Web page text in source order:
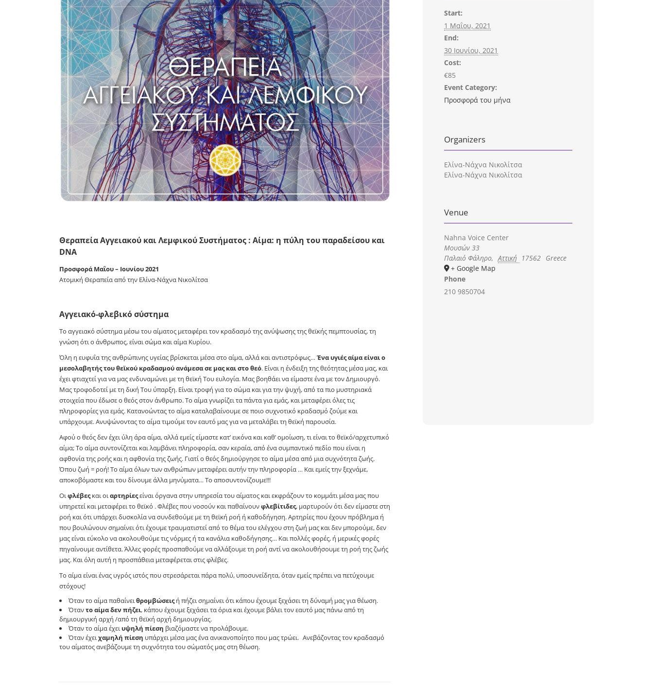
Θεραπεία Αγγειακού και Λεμφικού Συστήματος : Αίμα: η πύλη του παραδείσου και
DNA
Προσφορά Μαΐου – Ιουνίου 2021
Ατομική Θεραπεία από την Ελίνα-Νάχνα Νικολίτσα
Αγγειακό-φλεβικό σύστημα
Το αγγειακό σύστημα μέσω του αίματος μεταφέρει τον κραδασμό της ανύψωσης της θεϊκής πεμπτουσίας, τη
γνώση ότι ο άνθρωπος, είναι σώμα και αίμα Κυρίου.
Όλη η ευφυΐα της ανθρώπινης υγείας βρίσκεται μέσα στο αίμα, αλλά και αντιστρόφως… Ένα υγιές αίμα είναι ο
μεσολαβητής του θεϊκού κραδασμού ανάμεσα σε μας και στο θεό. Είναι η ένδειξη της θεότητας μέσα μας, και
έχει φτιαχτεί για να μας ενδυναμώνει με τη θεϊκή Του ευλογία. Μας βοηθάει να είμαστε ένα με τον Δημιουργό.
Μας τροφοδοτεί με τη δική Του ύπαρξη. Είναι τροφή για το σώμα και για την ψυχή, από τα πιο μυστηριακά
στοιχεία που έδωσε ο θεός στον άνθρωπο. Το αίμα γνωρίζει τα πάντα για εμάς, και μεταφέρει όλες τις
πληροφορίες για εμάς. Κατανοώντας το αίμα καταλαβαίνουμε σε ποιο συχνοτικό κραδασμό ζούμε και
υπάρχουμε. Ανυψώνοντας το αίμα τιμούμε τον εαυτό μας για να μεταλάβει τη θεϊκή παρουσία.
Αφού ο θεός δεν έχει ύλη άρα αίμα, αλλά εμείς είμαστε κατ’ εικόνα και καθ’ ομοίωση, τι είναι το θεϊκό/αρχετυπικό
αίμα; Το αίμα συντονίζεται και λαμβάνει πληροφορία, σαν κεραία, από ένα συμπαντικό πεδίο που είναι η
αφθονία της ροής και η αφθονία της ζωής. Γιατί ο θεός δημιούργησε το αίμα μέσα από μια συχνότητα ζωής.
Όπου ζωή = ροή! Το αίμα όλων των ανθρώπων μεταφέρει αυτήν την πληροφορία … Και εμείς την ξεχνάμε,
αποκοβόμαστε και του δίνουμε άλλα μηνύματα… Το αποσυντονίζουμε!!!
Οιφλέβεςκαι οιαρτηρίεςείναι όργανα στην υπηρεσία του αίματος και εκφράζουν το κομμάτι μέσα μας που
υπηρετεί και μεταφέρει το θεϊκό . Φλέβες που νοσούν και παθαίνουνφλεβίτιδες, μαρτυρούν ότι δεν είμαστε στη
ροή και ότι υπάρχει δυσκολία να συνδεθούμε με τη θεϊκή ροή ή καθοδήγηση. Αρτηρίες που έχουν πρόβλημα ή
που βουλώνουν σημαίνει ότι έχουμε τραυματιστεί από το θέμα του ελέγχου στη ζωή μας και δεν μπορούμε, δεν
μας είναι εύκολο να ακολουθούμε τις νόρμες ή τα κανάλια καθοδήγησης… Και πολλές φορές, ή μερικές φορές
πηγαίνουμε αντίθετα. Άλλες φορές προσπαθούμε να αλλάξουμε τη ροή αντί να ακολουθήσουμε τη ροή της ζωής
μας. Και όλη αυτή η προσπάθεια μεταφέρεται στις φλέβες.
Το αίμα είναι ένας υγρός ιστός που στρεσάρεται πάρα πολύ, υποσυνείδητα, όταν εμείς πρέπει να πετύχουμε
στόχους!
Όταν το αίμα παθαίνειθρομβώσειςή πήζει σημαίνει ότι κάπου έχουμε ξεχάσει τη δύναμή μας για θέωση.
Όταντο αίμα δεν πήζει, κάπου έχουμε ξεχάσει τα όρια και έχουμε βάλει τον εαυτό μας πάνω από τη
δημιουργική αρχή /από τη θεϊκή αρχή δημιουργίας.
Όταν το αίμα έχειυψηλή πίεση βιαζόμαστε να προλάβουμε.
Όταν έχειχαμηλή πίεση υπάρχει μέσα μας ένα ανικανοποίητο που μας τρώει. Ανεβάζοντας τον κραδασμό
του αίματος ανεβάζουμε τη συχνότητα του σώματός μας στη θέωση.
Start:
1 Μαΐου, 2021
End:
30 Ιουνίου, 2021
Cost:
€85
Event Category:
Προσφορά του μήνα
Organizers
Ελίνα-Νάχνα Νικολίτσα
Ελίνα-Νάχνα Νικολίτσα
Venue
Nahna Voice Center
Μουσών 33
Παλαιό Φάληρο, Αττική 17562 Greece
+ Google Map
Phone
210 9850704